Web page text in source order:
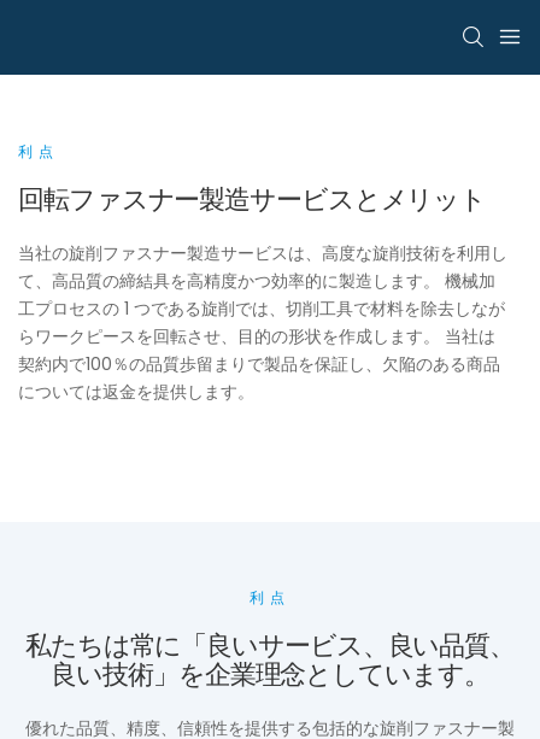
利点
回転ファスナー製造サービスとメリット
当社の旋削ファスナー製造サービスは、高度な旋削技術を利用し
て、高品質の締結具を高精度かつ効率的に製造します。 機械加
工プロセスの 1 つである旋削では、切削工具で材料を除去しなが
らワークピースを回転させ、目的の形状を作成します。 当社は
契約内で100％の品質歩留まりで製品を保証し、欠陥のある商品
については返金を提供します。
利点
私たちは常に「良いサービス、良い品質、
良い技術」を企業理念としています。
優れた品質、精度、信頼性を提供する包括的な旋削ファスナー製